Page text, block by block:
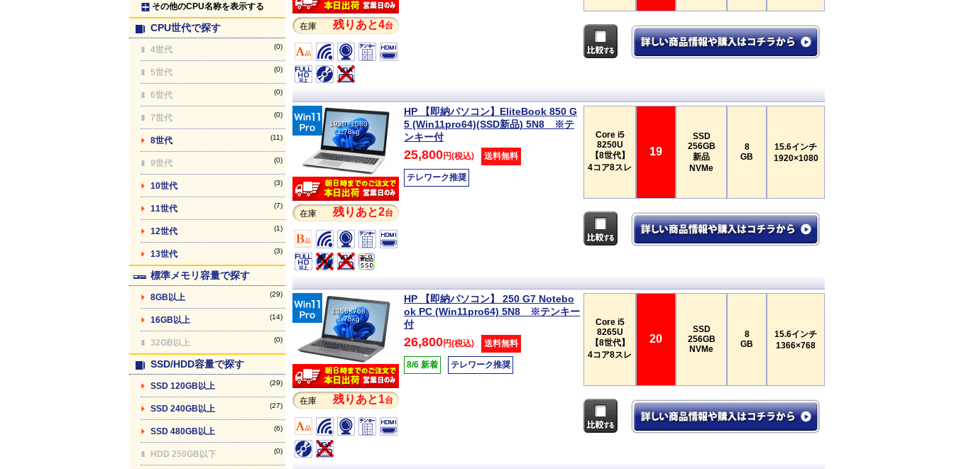
その他のCPU名称を表示する
CPU世代で探す
4世代 (0)
5世代 (0)
6世代 (0)
7世代 (0)
8世代 (11)
9世代 (0)
10世代 (3)
11世代 (7)
12世代 (1)
13世代 (3)
標準メモリ容量で探す
8GB以上 (29)
16GB以上 (14)
32GB以上 (0)
SSD/HDD容量で探す
SSD 120GB以上 (29)
SSD 240GB以上 (27)
SSD 480GB以上 (6)
HDD 250GB以下 (0)
在庫 残りあと4台
1920×1080
1.78kg
在庫 残りあと2台
HP 【即納パソコン】EliteBook 850 G
5 (Win11pro64)(SSD新品) 5N8 ※テ
ンキー付
25,800円(税込) 送料無料
テレワーク推奨
Core i5
8250U
【8世代】
4コア8スレ
19
SSD
256GB
新品
NVMe
8
GB
15.6インチ
1920×1080
1366×768
1.78kg
在庫 残りあと1台
HP 【即納パソコン】 250 G7 Notebo
ok PC (Win11pro64) 5N8 ※テンキー
付
26,800円(税込) 送料無料
8/6 新着 テレワーク推奨
Core i5
8265U
【8世代】
4コア8スレ
20
SSD
256GB
NVMe
8
GB
15.6インチ
1366×768